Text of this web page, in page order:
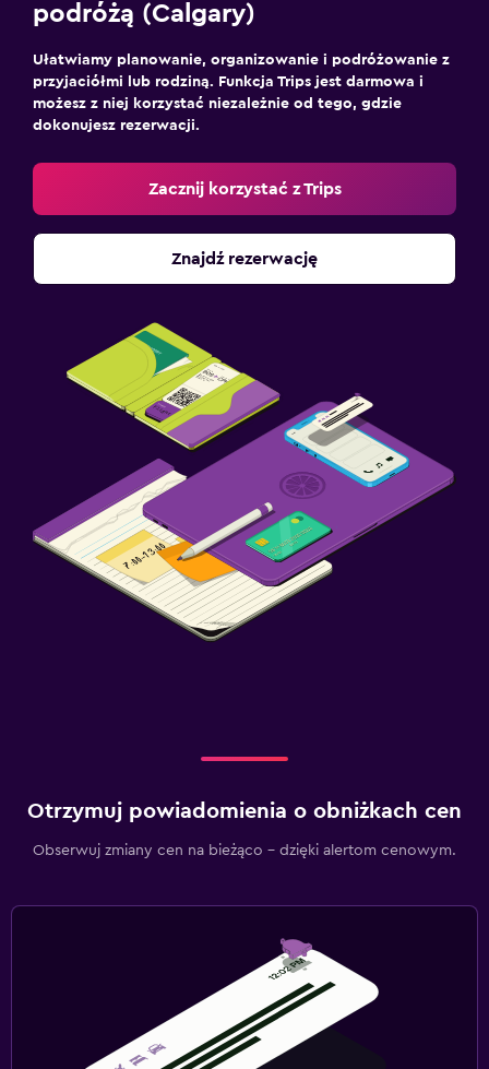
podróżą (Calgary)
Ułatwiamy planowanie, organizowanie i podróżowanie z
przyjaciółmi lub rodziną. Funkcja Trips jest darmowa i
możesz z niej korzystać niezależnie od tego, gdzie
dokonujesz rezerwacji.
Zacznij korzystać z Trips
Znajdź rezerwację
Otrzymuj powiadomienia o obniżkach cen
Obserwuj zmiany cen na bieżąco – dzięki alertom cenowym.